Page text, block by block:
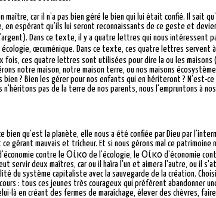
car il n’a pas bien géré le bien qui lui était confié. Il sait
espérant qu’ils lui seront reconnaissants de ce geste et
Dans ce texte, il y a quatre lettres qui nous
œcuménique. Dans ce texte, ces quatre lettres
ces quatre lettres sont utilisées pour dire la ou les
notre maison, notre maison terre, ou nos maisons
? Bien les gérer pour nos enfants qui en hériteront ? N’est-
n'héritons pas de la terre de nos parents, nous l'empruntons à
qu’est la planète, elle nous a été confiée par Dieu par
gérant mauvais et tricheur. Et si nous gérons mal ce
contre le Οἰκο de l’écologie, le Οἰκο d’économie
servir deux maîtres, car ou il haïra l'un et aimera l'autre, ou il
du système capitaliste avec la sauvegarde de la création.
: tous ces jeunes très courageux qui préfèrent abandonner
là en créant des fermes de maraîchage, élever des chèvres,